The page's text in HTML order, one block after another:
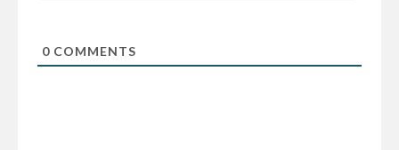
0COMMENTS